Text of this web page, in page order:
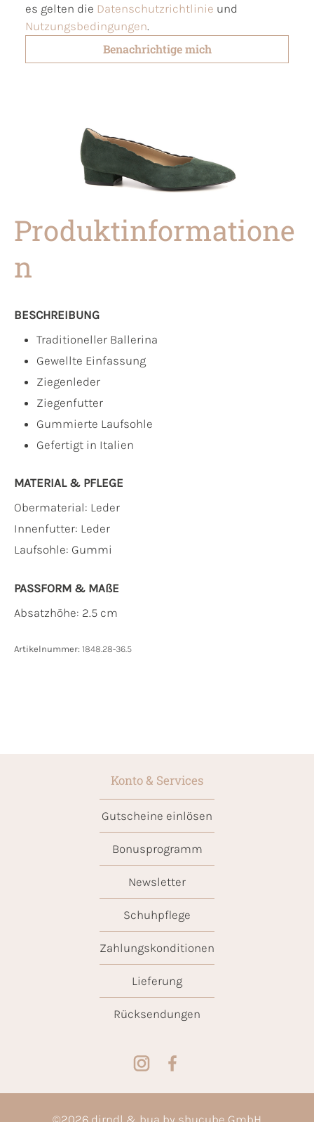
es gelten die Datenschutzrichtlinie und
Nutzungsbedingungen.
Benachrichtige mich
Produktinformatione
n
BESCHREIBUNG
Traditioneller Ballerina
Gewellte Einfassung
Ziegenleder
Ziegenfutter
Gummierte Laufsohle
Gefertigt in Italien
MATERIAL & PFLEGE
Obermaterial: Leder
Innenfutter: Leder
Laufsohle: Gummi
PASSFORM & MAẞE
Absatzhöhe: 2.5 cm
Artikelnummer: 1848.28-36.5
Konto & Services
Gutscheine einlösen
Bonusprogramm
Newsletter
Schuhpflege
Zahlungskonditionen
Lieferung
Rücksendungen
©2026 dirndl & bua by shucube GmbH